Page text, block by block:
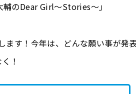
のDear Girl～Stories～」
ます！今年は、どんな願い事が発
！